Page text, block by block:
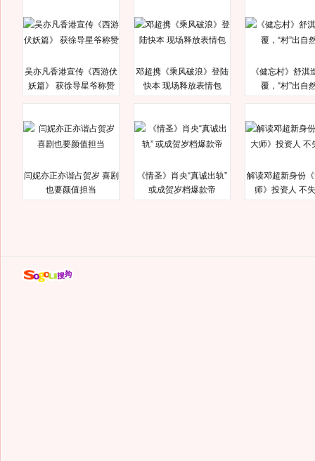
吴亦凡香港宣传《西游伏
妖篇》 获徐导星爷称赞
邓超携《乘风破浪》登陆
快本 现场释放表情包
《健忘村》舒淇
覆，“村”出自
闫妮亦正亦谐占贺岁 喜剧
也要颜值担当
《情圣》肖央“真诚出轨”
或成贺岁档爆款帝
解读邓超新身份
师》投资人 不